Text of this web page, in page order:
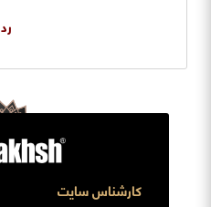
رد
کارشناس سایت